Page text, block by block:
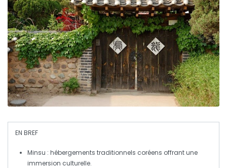
EN BREF
Minsu : hébergements traditionnels coréens offrant une
immersion culturelle.